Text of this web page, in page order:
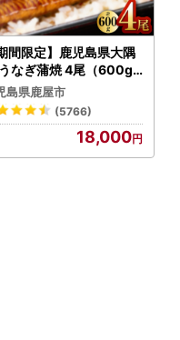
期間限定】鹿児島県大隅
なぎ蒲焼 4尾（600g
004-04-cp18
ぎ 鰻 魚 惣菜 総菜
島県鹿屋市
(5766)
18,000